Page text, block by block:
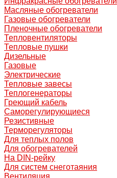
Масляные обогреватели
Газовые обогреватели
Пленочные обогреватели
Тепловентиляторы
Тепловые пушки
Дизельные
Газовые
Электрические
Тепловые завесы
Теплогенераторы
Греющий кабель
Саморегулирующиеся
Резистивные
Терморегуляторы
Для теплых полов
Для обогревателей
На DIN-рейку
Для систем снеготаяния
Вентиляция